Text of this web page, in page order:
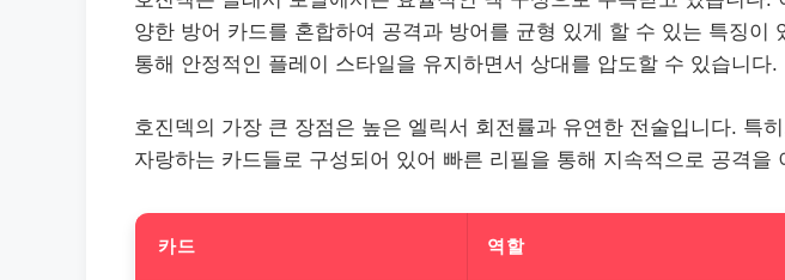
양한 방어 카드를 혼합하여 공격과 방어를 균형 있게 할 수 있는 특징이
통해 안정적인 플레이 스타일을 유지하면서 상대를 압도할 수 있습니다.
호진덱의 가장 큰 장점은 높은 엘릭서 회전률과 유연한 전술입니다. 특
자랑하는 카드들로 구성되어 있어 빠른 리필을 통해 지속적으로 공격을
카드 역할